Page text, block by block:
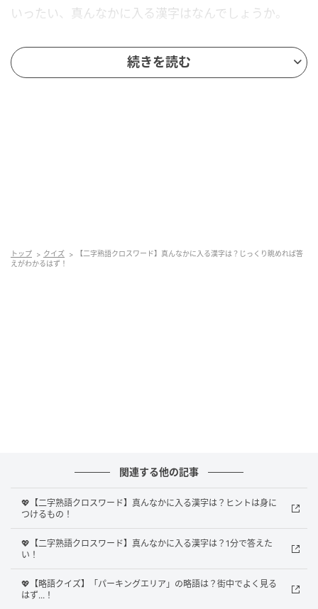
いったい、真んなかに入る漢字はなんでしょうか。
正解を知りたい人は、もう少しスクロールしてみてく
ださい。
正解は、「服」でした！
真んなかに「服」という漢字をいれることで、4つの熟
語「制服、服装、服薬、洋服」 が完成します。
「服」ひとつとってもさまざまな熟語があることがわ
かりますね。
続きを読む
トップ クイズ
【二字熟語クロスワード】真んなかに入る漢字は？じっくり眺めれば答
えがわかるはず！
関連する他の記事
💖【二字熟語クロスワード】真んなかに入る漢字は？ヒントは身に
つけるもの！
💖【二字熟語クロスワード】真んなかに入る漢字は？1分で答えた
い！
💖【略語クイズ】「パーキングエリア」の略語は？街中でよく見る
はず...！